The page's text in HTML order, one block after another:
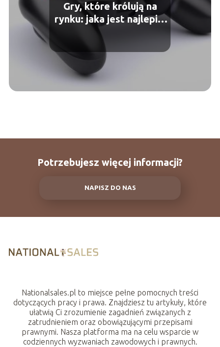
Gry, które królują na
rynku: jaka jest najlepiej
sprzedająca się gra
Potrzebujesz więcej informacji?
NAPISZ DO NAS
Nationalsales.pl to miejsce pełne pomocnych treści
dotyczących pracy i prawa. Znajdziesz tu artykuły, które
ułatwią Ci zrozumienie zagadnień związanych z
zatrudnieniem oraz obowiązującymi przepisami
prawnymi. Nasza platforma ma na celu wsparcie w
codziennych wyzwaniach zawodowych i prawnych.